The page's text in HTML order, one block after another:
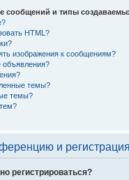
сообщений и типы
HTML?
изображения к сообщениям?
объявления?
темы?
темы?
и регистрация
регистрироваться?